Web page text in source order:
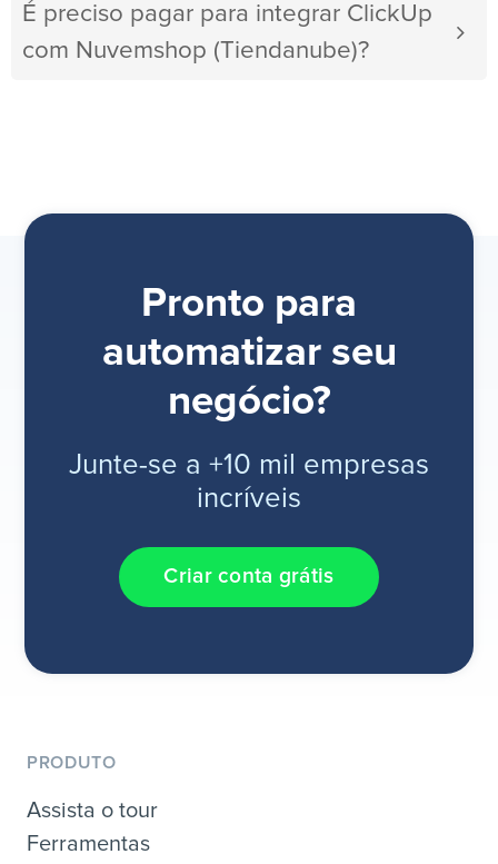
É preciso pagar para integrar ClickUp
com Nuvemshop (Tiendanube)?
Pronto para
automatizar seu
negócio?
Junte-se a +10 mil empresas
incríveis
Criar conta grátis
PRODUTO
Assista o tour
Ferramentas